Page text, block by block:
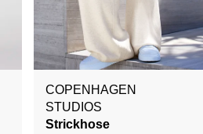
COPENHAGEN
STUDIOS
Strickhose